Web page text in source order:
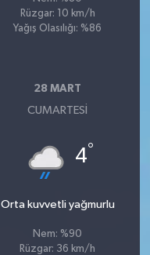
Rüzgar: 10 km/h
Yağış Olasılığı: %86
28 MART
CUMARTESI
4°
Orta kuvvetli yağmurlu
Nem: %90
Rüzgar: 36 km/h